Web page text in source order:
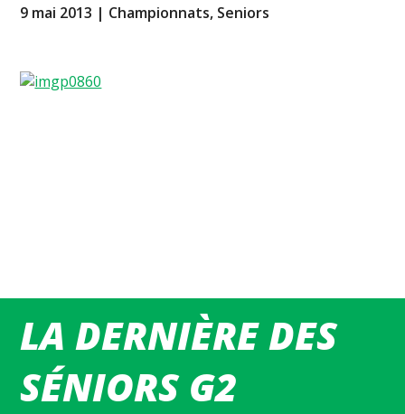
LA DERNIÈRE DES
SÉNIORS G2
9 mai 2013 | Championnats, Seniors